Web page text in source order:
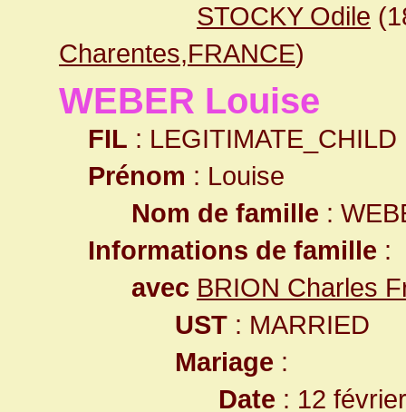
STOCKY Odile
Charentes,FRANCE)
WEBER Louise
FIL : LEGITIMATE_CHILD
Prénom : Louise
Nom de famille :
Informations de famille :
avec BRION Charles
UST : MARRIED
Mariage :
Date : 12